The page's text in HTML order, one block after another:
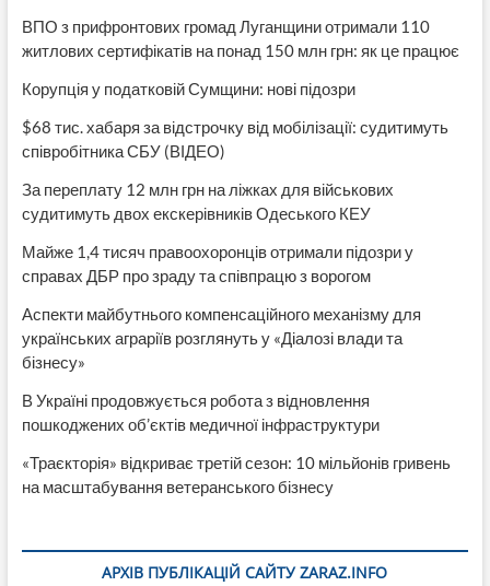
ВПО з прифронтових громад Луганщини отримали 110
житлових сертифікатів на понад 150 млн грн: як це працює
Корупція у податковій Сумщини: нові підозри
$68 тис. хабаря за відстрочку від мобілізації: судитимуть
співробітника СБУ (ВІДЕО)
За переплату 12 млн грн на ліжках для військових
судитимуть двох екскерівників Одеського КЕУ
Майже 1,4 тисяч правоохоронців отримали підозри у
справах ДБР про зраду та співпрацю з ворогом
Аспекти майбутнього компенсаційного механізму для
українських аграріїв розглянуть у «Діалозі влади та
бізнесу»
В Україні продовжується робота з відновлення
пошкоджених об’єктів медичної інфраструктури
«Траєкторія» відкриває третій сезон: 10 мільйонів гривень
на масштабування ветеранського бізнесу
АРХІВ ПУБЛІКАЦІЙ САЙТУ ZARAZ.INFO